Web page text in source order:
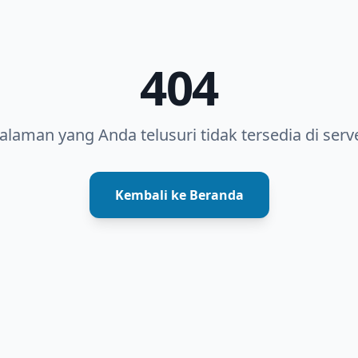
404
yang Anda telusuri tidak tersedia di
Kembali ke Beranda